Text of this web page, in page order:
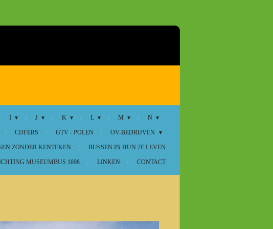
I J K L M N
CIJFERS GTV - POLEN OV-BEDRIJVEN
ZONDER KENTEKEN BUSSEN IN HUN 2E LEVEN
MUSEUMBUS 1698 LINKEN CONTACT